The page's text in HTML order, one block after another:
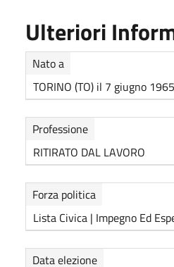
Ulteriori
Nato a
TORINO (TO) il 7 giugno 1965
Professione
RITIRATO DAL LAVORO
Forza politica
Lista Civica | Impegno Ed
Data elezione